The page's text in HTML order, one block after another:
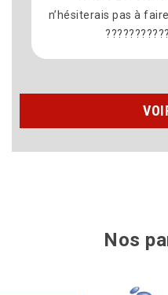
dans le futur
Nos